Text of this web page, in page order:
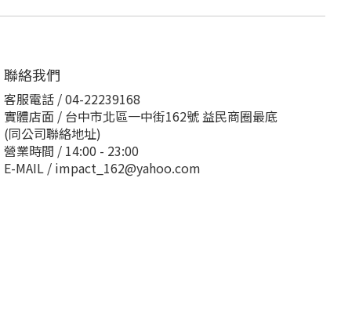
聯絡我們
客服電話 / 04-22239168
實體店面 / 台中市北區一中街162號 益民商圈最底
(同公司聯絡地址)
營業時間 / 14:00 - 23:00
E-MAIL / impact_162@yahoo.com